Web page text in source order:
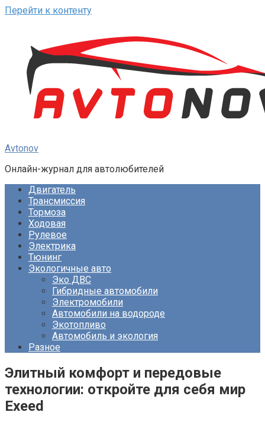
Перейти к контенту
Avtonov
Онлайн-журнал для автолюбителей
Двигатель
Трансмиссия
Тормоза
Ходовая
Рулевое
Электрика
Тюнинг
Экологичные авто
Эко ДВС
Гибридные автомобили
Электромобили
Автомобили на водороде
Экотопливо
Автомобиль и экология
Разное
Элитный комфорт и передовые
технологии: откройте для себя мир
Exeed